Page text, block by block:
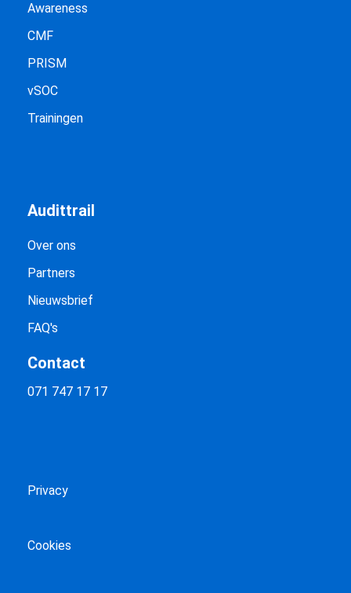
Awareness
CMF
PRISM
vSOC
Trainingen
Audittrail
Over ons
Partners
Nieuwsbrief
FAQ's
Contact
071 747 17 17
Privacy
Cookies